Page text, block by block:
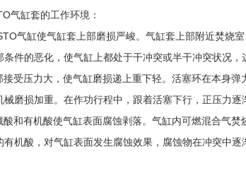
气缸套的工作环境：
气缸使气缸套上部磨损严峻。气缸套上部附近焚烧
条件的恶化，使气缸上都处于干冲突或半干冲突状况，
接受压力大，使气缸磨损递上重下轻。活塞环在本身
械磨损加重。在作功行程中，跟着活塞下行，正压力逐
酸和有机酸使气缸表面腐蚀剥落。气缸内可燃混合气
有机酸，对气缸表面发生腐蚀效果，腐蚀物在冲突中逐